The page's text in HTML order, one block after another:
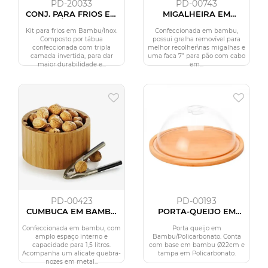
PD-20033
CONJ. PARA FRIOS EM
BAMBU/INOX - 2 PÇS
Kit para frios em Bambu/Inox.
Composto por tábua
confeccionada com tripla
camada invertida, para dar
maior durabilidade e...
PD-00743
MIGALHEIRA EM
VERONA - 2 PÇS
Confeccionada em bambu,
possui grelha removível para
melhor recolher\nas migalhas e
uma faca 7” para pão com cabo
em...
PD-00423
CUMBUCA EM BAMBU
MADRI - 1,8 L - 2 PÇS
Confeccionada em bambu, com
amplo espaço interno e
capacidade para 1,5 litros.
Acompanha um alicate quebra-
nozes em metal...
PD-00193
PORTA-QUEIJO EM
POLIESTIRENO - 2 PÇS
Porta queijo em
Bambu/Policarbonato. Conta
com base em bambu Ø22cm e
tampa em Policarbonato.